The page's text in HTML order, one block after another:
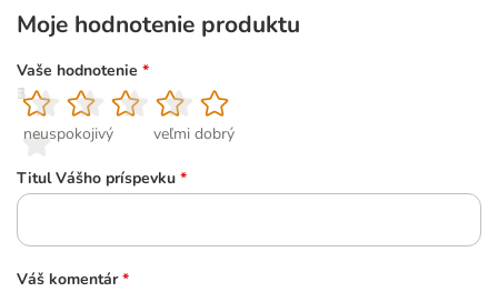
Moje hodnotenie produktu
Vaše hodnotenie *
1
neuspokojivý
2
3
4
5
veľmi dobrý
Titul Vášho príspevku *
Váš komentár *